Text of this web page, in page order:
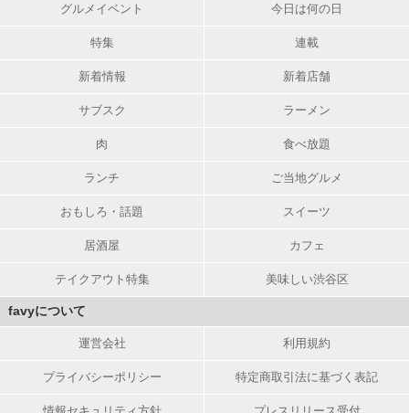
グルメイベント 今日は何の日
特集 連載
新着情報 新着店舗
サブスク ラーメン
肉 食べ放題
ランチ ご当地グルメ
おもしろ・話題 スイーツ
居酒屋 カフェ
テイクアウト特集 美味しい渋谷区
favyについて
運営会社 利用規約
プライバシーポリシー 特定商取引法に基づく表記